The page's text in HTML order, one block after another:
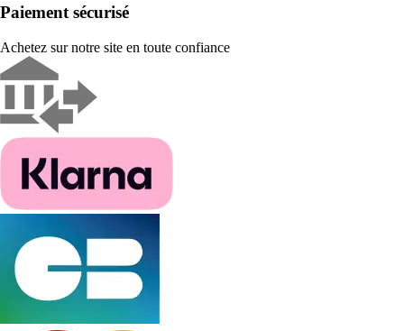
Paiement sécurisé
Achetez sur notre site en toute confiance